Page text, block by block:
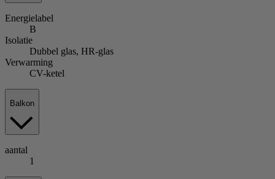
Energielabel
B
Isolatie
Dubbel glas, HR-glas
Verwarming
CV-ketel
Balkon
aantal
1